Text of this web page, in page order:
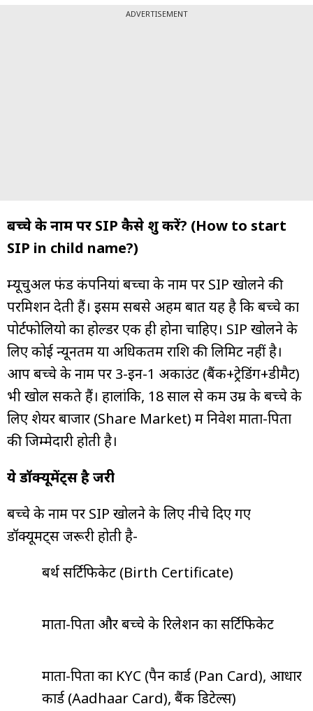
ADVERTISEMENT
बच्चे के नाम पर SIP कैसे शुरू करें? (How to start
SIP in child name?)
म्यूचुअल फंड कंपनियां बच्चों के नाम पर SIP खोलने की
परमिशन देती हैं। इसमें सबसे अहम बात यह है कि बच्चे का
पोर्टफोलियो का होल्डर एक ही होना चाहिए। SIP खोलने के
लिए कोई न्यूनतम या अधिकतम राशि की लिमिट नहीं है।
आप बच्चे के नाम पर 3-इन-1 अकाउंट (बैंक+ट्रेडिंग+डीमैट)
भी खोल सकते हैं। हालांकि, 18 साल से कम उम्र के बच्चे के
लिए शेयर बाजार (Share Market) में निवेश माता-पिता
की जिम्मेदारी होती है।
ये डॉक्यूमेंट्स है जरूरी
बच्चे के नाम पर SIP खोलने के लिए नीचे दिए गए
डॉक्यूमेंट्स जरूरी होती है-
बर्थ सर्टिफिकेट (Birth Certificate)
माता-पिता और बच्चे के रिलेशन का सर्टिफिकेट
माता-पिता का KYC (पैन कार्ड (Pan Card), आधार
कार्ड (Aadhaar Card), बैंक डिटेल्स)